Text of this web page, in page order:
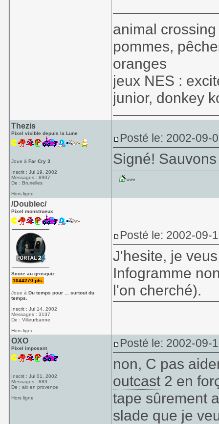
animal
pommes,
oranges
jeux NES :
junior, donkey
Thezis
Pixel visible depuis la Lune
Joue àFar Cry 3
Inscrit : Jul 19, 2002
Messages : 8907
De : Bruxelles
Hors ligne
Posté le: 2002-09-
Signé!
/Doublec/
Pixel monstrueux
Score au grosquiz
1044270 pts.
Joue àDu temps pour ... surtout du
temps.
Inscrit : Jul 14, 2002
Messages : 3137
De : Villeurbanne
Hors ligne
Posté le: 2002-09-
J'hesite, je
Infogramme
l'on cherché).
OXO
Pixel imposant
Inscrit : Jul 01, 2002
Messages : 883
De : aix en provence
Hors ligne
Posté le: 2002-09-
non, C pas
outcast 2 en
tape sûrement
slade que je